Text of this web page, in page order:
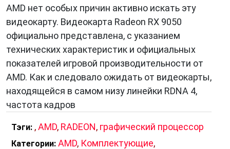
AMD нет особых причин активно искать эту
видеокарту. Видеокарта Radeon RX 9050
официально представлена, с указанием
технических характеристик и официальных
показателей игровой производительности от
AMD. Как и следовало ожидать от видеокарты,
находящейся в самом низу линейки RDNA 4,
частота кадров
Тэги: ,AMD, RADEON, графический процессор
Категории: AMD, Комплектующие,